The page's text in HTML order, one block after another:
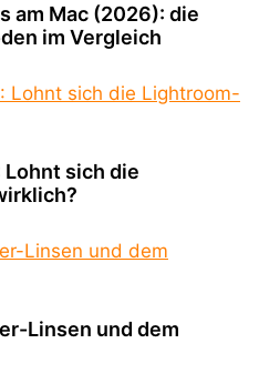
am Mac (2026): die
im Vergleich
Lohnt sich die
Linsen und dem